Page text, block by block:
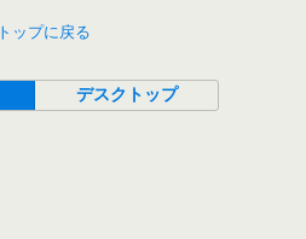
トップに戻る
デスクトップ